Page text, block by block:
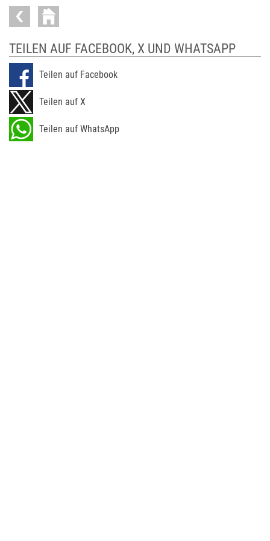
TEILEN AUF FACEBOOK, X UND WHATSAPP
Teilen auf Facebook
Teilen auf X
Teilen auf WhatsApp